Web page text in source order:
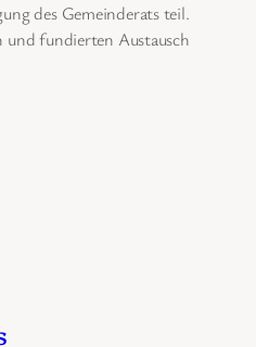
des Gemeinderats teil.
und fundierten Austausch